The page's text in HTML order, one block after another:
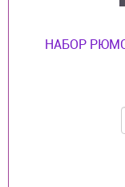
НАБОР